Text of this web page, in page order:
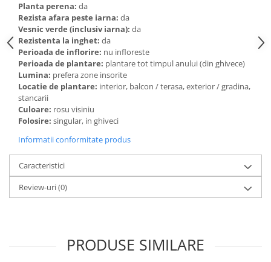
Planta perena: da
Rezista afara peste iarna: da
Vesnic verde (inclusiv iarna): da
Rezistenta la inghet: da
Perioada de inflorire: nu infloreste
Perioada de plantare: plantare tot timpul anului (din ghivece)
Lumina: prefera zone insorite
Locatie de plantare: interior, balcon / terasa, exterior / gradina,
stancarii
Culoare: rosu visiniu
Folosire: singular, in ghiveci
Informatii conformitate produs
Caracteristici
Review-uri(0)
PRODUSE SIMILARE